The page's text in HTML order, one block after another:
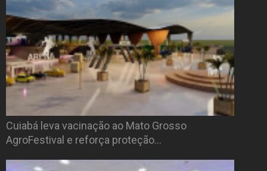
Cuiabá leva vacinação ao Mato Grosso
AgroFestival e reforça proteção…